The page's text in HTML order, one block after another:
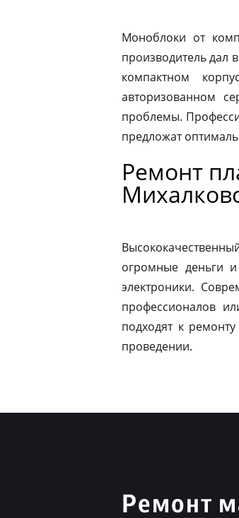
Моноблоки от
производитель дал
компактном
авторизованном
проблемы.
предложат
Ремонт
огромные деньги и
электроники.
профессионалов
подходят к
проведении.
Ремонт